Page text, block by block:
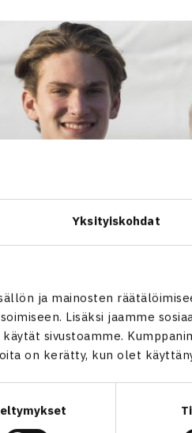
Yksityiskohdat
ja mainosten
Lisäksi jaamme
sivustoamme.
on kerätty, kun olet